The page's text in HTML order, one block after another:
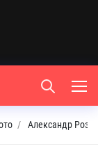
Александр